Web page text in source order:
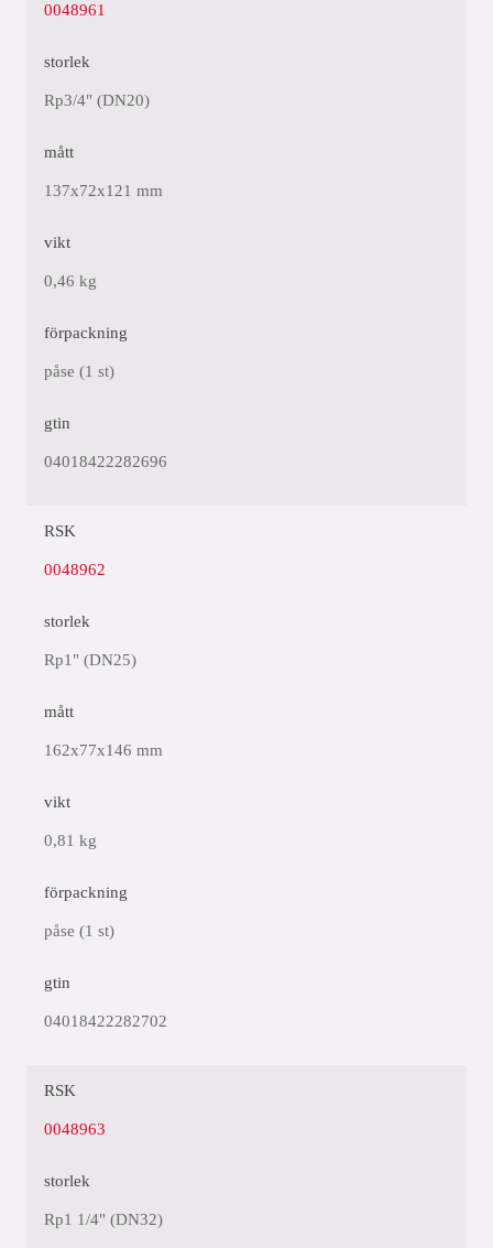
0048961
storlek
Rp3/4" (DN20)
mått
137x72x121 mm
vikt
0,46 kg
förpackning
påse (1 st)
gtin
04018422282696
RSK
0048962
storlek
Rp1" (DN25)
mått
162x77x146 mm
vikt
0,81 kg
förpackning
påse (1 st)
gtin
04018422282702
RSK
0048963
storlek
Rp1 1/4" (DN32)